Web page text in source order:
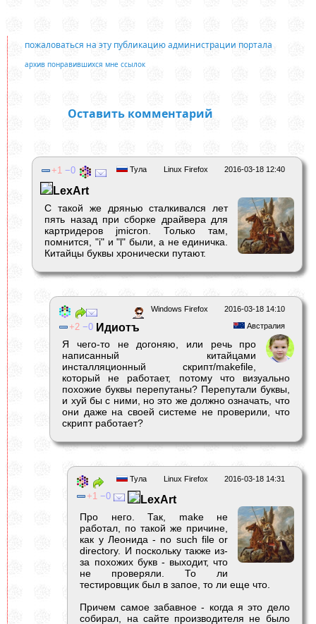
пожаловаться на эту публикацию администрации портала
архив понравившихся мне ссылок
Оставить комментарий
2016-03-18 12:40
Linux Firefox
Тула
1 0
LexArt
С такой же дрянью сталкивался лет
пять назад при сборке драйвера для
картридеров jmicron. Только там,
помнится, "i" и "l" были, а не единичка.
Китайцы буквы хронически путают.
2016-03-18 14:10
Windows Firefox
Австралия
2 0 Идиотъ
Я чего-то не догоняю, или речь про
написанный китайцами
инсталляционный скрипт/makefile,
который не работает, потому что визуально
похожие буквы перепутаны? Перепутали буквы,
и хуй бы с ними, но это же должно означать, что
они даже на своей системе не проверили, что
скрипт работает?
2016-03-18 14:31
Linux Firefox
Тула
1 0 LexArt
Про него. Так, make не
работал, по такой же причине,
как у Леонида - no such file or
directory. И поскольку также из-
за похожих букв - выходит, что
не проверяли. То ли
тестировщик был в запое, то ли еще что.
Причем самое забавное - когда я это дело
собирал, на сайте производителя не было